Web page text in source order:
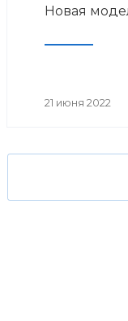
Новая
21 июня 2022